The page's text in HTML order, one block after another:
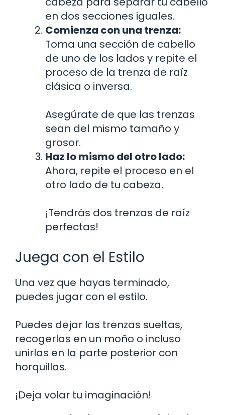
en dos secciones iguales.
Comienza con una trenza:
Toma una sección de cabello
de uno de los lados y repite el
proceso de la trenza de raíz
clásica o inversa.
Asegúrate de que las trenzas
sean del mismo tamaño y
grosor.
Haz lo mismo del otro lado:
Ahora, repite el proceso en el
otro lado de tu cabeza.
¡Tendrás dos trenzas de raíz
perfectas!
Juega con el Estilo
Una vez que hayas terminado,
puedes jugar con el estilo.
Puedes dejar las trenzas sueltas,
recogerlas en un moño o incluso
unirlas en la parte posterior con
horquillas.
¡Deja volar tu imaginación!